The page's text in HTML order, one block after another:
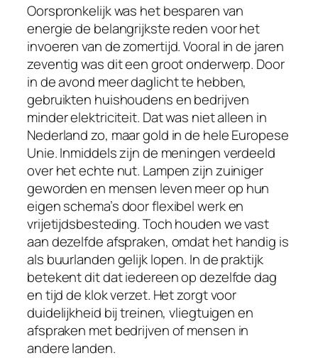
Oorspronkelijk was het besparen van
energie de belangrijkste reden voor het
invoeren van de zomertijd. Vooral in de jaren
zeventig was dit een groot onderwerp. Door
in de avond meer daglicht te hebben,
gebruikten huishoudens en bedrijven
minder elektriciteit. Dat was niet alleen in
Nederland zo, maar gold in de hele Europese
Unie. Inmiddels zijn de meningen verdeeld
over het echte nut. Lampen zijn zuiniger
geworden en mensen leven meer op hun
eigen schema’s door flexibel werk en
vrijetijdsbesteding. Toch houden we vast
aan dezelfde afspraken, omdat het handig is
als buurlanden gelijk lopen. In de praktijk
betekent dit dat iedereen op dezelfde dag
en tijd de klok verzet. Het zorgt voor
duidelijkheid bij treinen, vliegtuigen en
afspraken met bedrijven of mensen in
andere landen.